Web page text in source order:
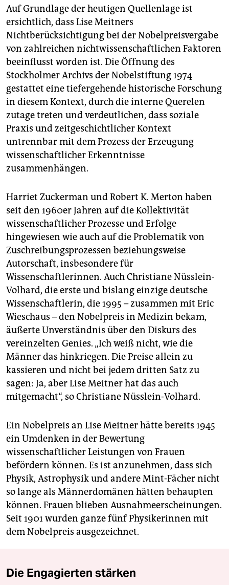
Auf Grundlage der heutigen Quellenlage ist
ersichtlich, dass Lise Meitners
Nichtberücksichtigung bei der Nobelpreisvergabe
von zahlreichen nichtwissenschaftlichen Faktoren
beeinflusst worden ist. Die Öffnung des
Stockholmer Archivs der Nobelstiftung 1974
gestattet eine tiefergehende historische Forschung
in diesem Kontext, durch die interne Querelen
zutage treten und verdeutlichen, dass soziale
Praxis und zeitgeschichtlicher Kontext
untrennbar mit dem Prozess der Erzeugung
wissenschaftlicher Erkenntnisse
zusammenhängen.
Harriet Zuckerman und Robert K. Merton haben
seit den 1960er Jahren auf die Kollektivität
wissenschaftlicher Prozesse und Erfolge
hingewiesen wie auch auf die Problematik von
Zuschreibungsprozessen beziehungsweise
Autorschaft, insbesondere für
Wissenschaftlerinnen. Auch Christiane Nüsslein-
Volhard, die erste und bislang einzige deutsche
Wissenschaftlerin, die 1995 – zusammen mit Eric
Wieschaus – den Nobelpreis in Medizin bekam,
äußerte Unverständnis über den Diskurs des
vereinzelten Genies. „Ich weiß nicht, wie die
Männer das hinkriegen. Die Preise allein zu
kassieren und nicht bei jedem dritten Satz zu
sagen: Ja, aber Lise Meitner hat das auch
mitgemacht“, so Christiane Nüsslein-Volhard.
Ein Nobelpreis an Lise Meitner hätte bereits 1945
ein Umdenken in der Bewertung
wissenschaftlicher Leistungen von Frauen
befördern können. Es ist anzunehmen, dass sich
Physik, Astrophysik und andere Mint-Fächer nicht
so lange als Männerdomänen hätten behaupten
können. Frauen blieben Ausnahmeerscheinungen.
Seit 1901 wurden ganze fünf Physikerinnen mit
dem Nobelpreis ausgezeichnet.
Die Engagierten stärken